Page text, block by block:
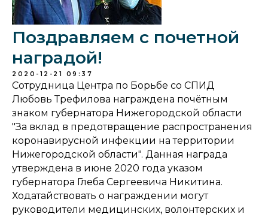
Поздравляем с почетной
наградой!
2020-12-21 09:37
Сотрудница Центра по Борьбе со СПИД
Любовь Трефилова награждена почётным
знаком губернатора Нижегородской области
"За вклад в предотвращение распространения
коронавирусной инфекции на территории
Нижегородской области". Данная награда
утверждена в июне 2020 года указом
губернатора Глеба Сергеевича Никитина.
Ходатайствовать о награждении могут
руководители медицинских, волонтерских и